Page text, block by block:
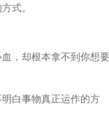
式。
，却根本拿不到你想要
白事物真正运作的方